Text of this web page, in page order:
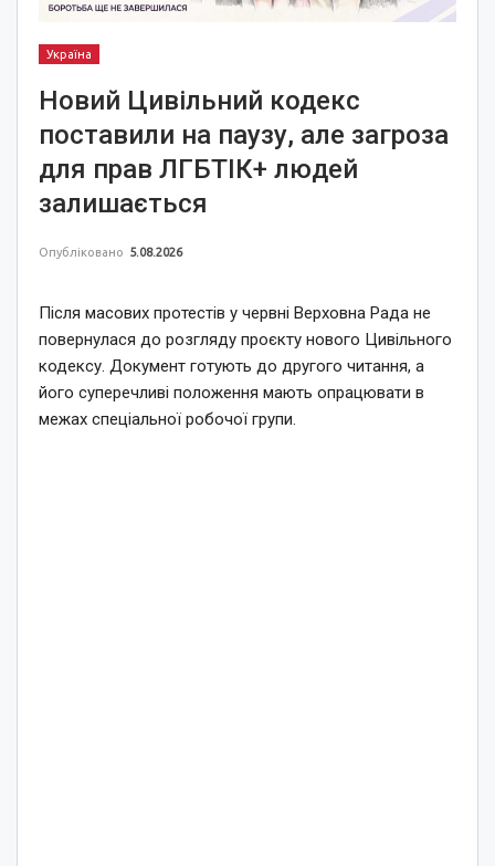
Україна
Новий Цивільний кодекс
поставили на паузу, але загроза
для прав ЛГБТІК+ людей
залишається
Опубліковано 5.08.2026
Після масових протестів у червні Верховна Рада не
повернулася до розгляду проєкту нового Цивільного
кодексу. Документ готують до другого читання, а
його суперечливі положення мають опрацювати в
межах спеціальної робочої групи.